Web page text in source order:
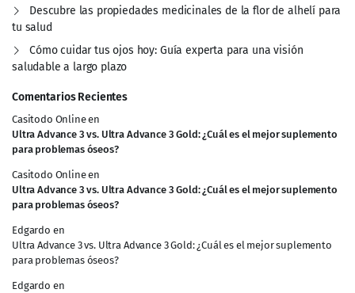
Descubre las propiedades medicinales de la flor de alhelí para
tu salud
Cómo cuidar tus ojos hoy: Guía experta para una visión
saludable a largo plazo
Comentarios Recientes
Casitodo Onlineen
Ultra Advance 3 vs. Ultra Advance 3 Gold: ¿Cuál es el mejor suplemento
para problemas óseos?
Casitodo Onlineen
Ultra Advance 3 vs. Ultra Advance 3 Gold: ¿Cuál es el mejor suplemento
para problemas óseos?
Edgardo en
Ultra Advance 3 vs. Ultra Advance 3 Gold: ¿Cuál es el mejor suplemento
para problemas óseos?
Edgardo en